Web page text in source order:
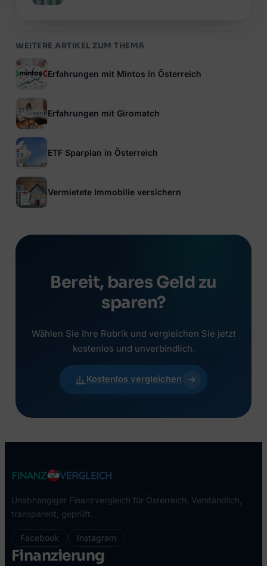
WEITERE ARTIKEL ZUM THEMA
Erfahrungen mit Mintos in Österreich
Erfahrungen mit Giromatch
ETF Sparplan in Österreich
Vermietete Immobilie versichern
Bereit, bares Geld zu
sparen?
Wählen Sie Ihre Rubrik und vergleichen Sie jetzt
kostenlos und unverbindlich.
Kostenlos vergleichen
Unabhängiger Finanzvergleich für Österreich. Verständlich,
transparent, geprüft.
Facebook Instagram
Finanzierung